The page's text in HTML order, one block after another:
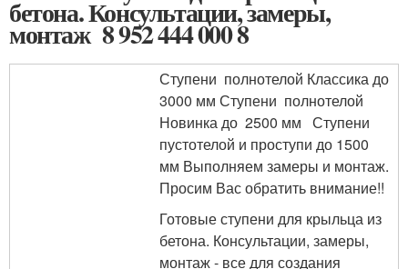
бетона. Консультации, замеры,
монтаж 8 952 444 000 8
Ступени полнотелой Классика до
3000 мм Ступени полнотелой
Новинка до 2500 мм Ступени
пустотелой и проступи до 1500
мм Выполняем замеры и монтаж.
Просим Вас обратить внимание!!
Готовые ступени для крыльца из
бетона. Консультации, замеры,
монтаж - все для создания